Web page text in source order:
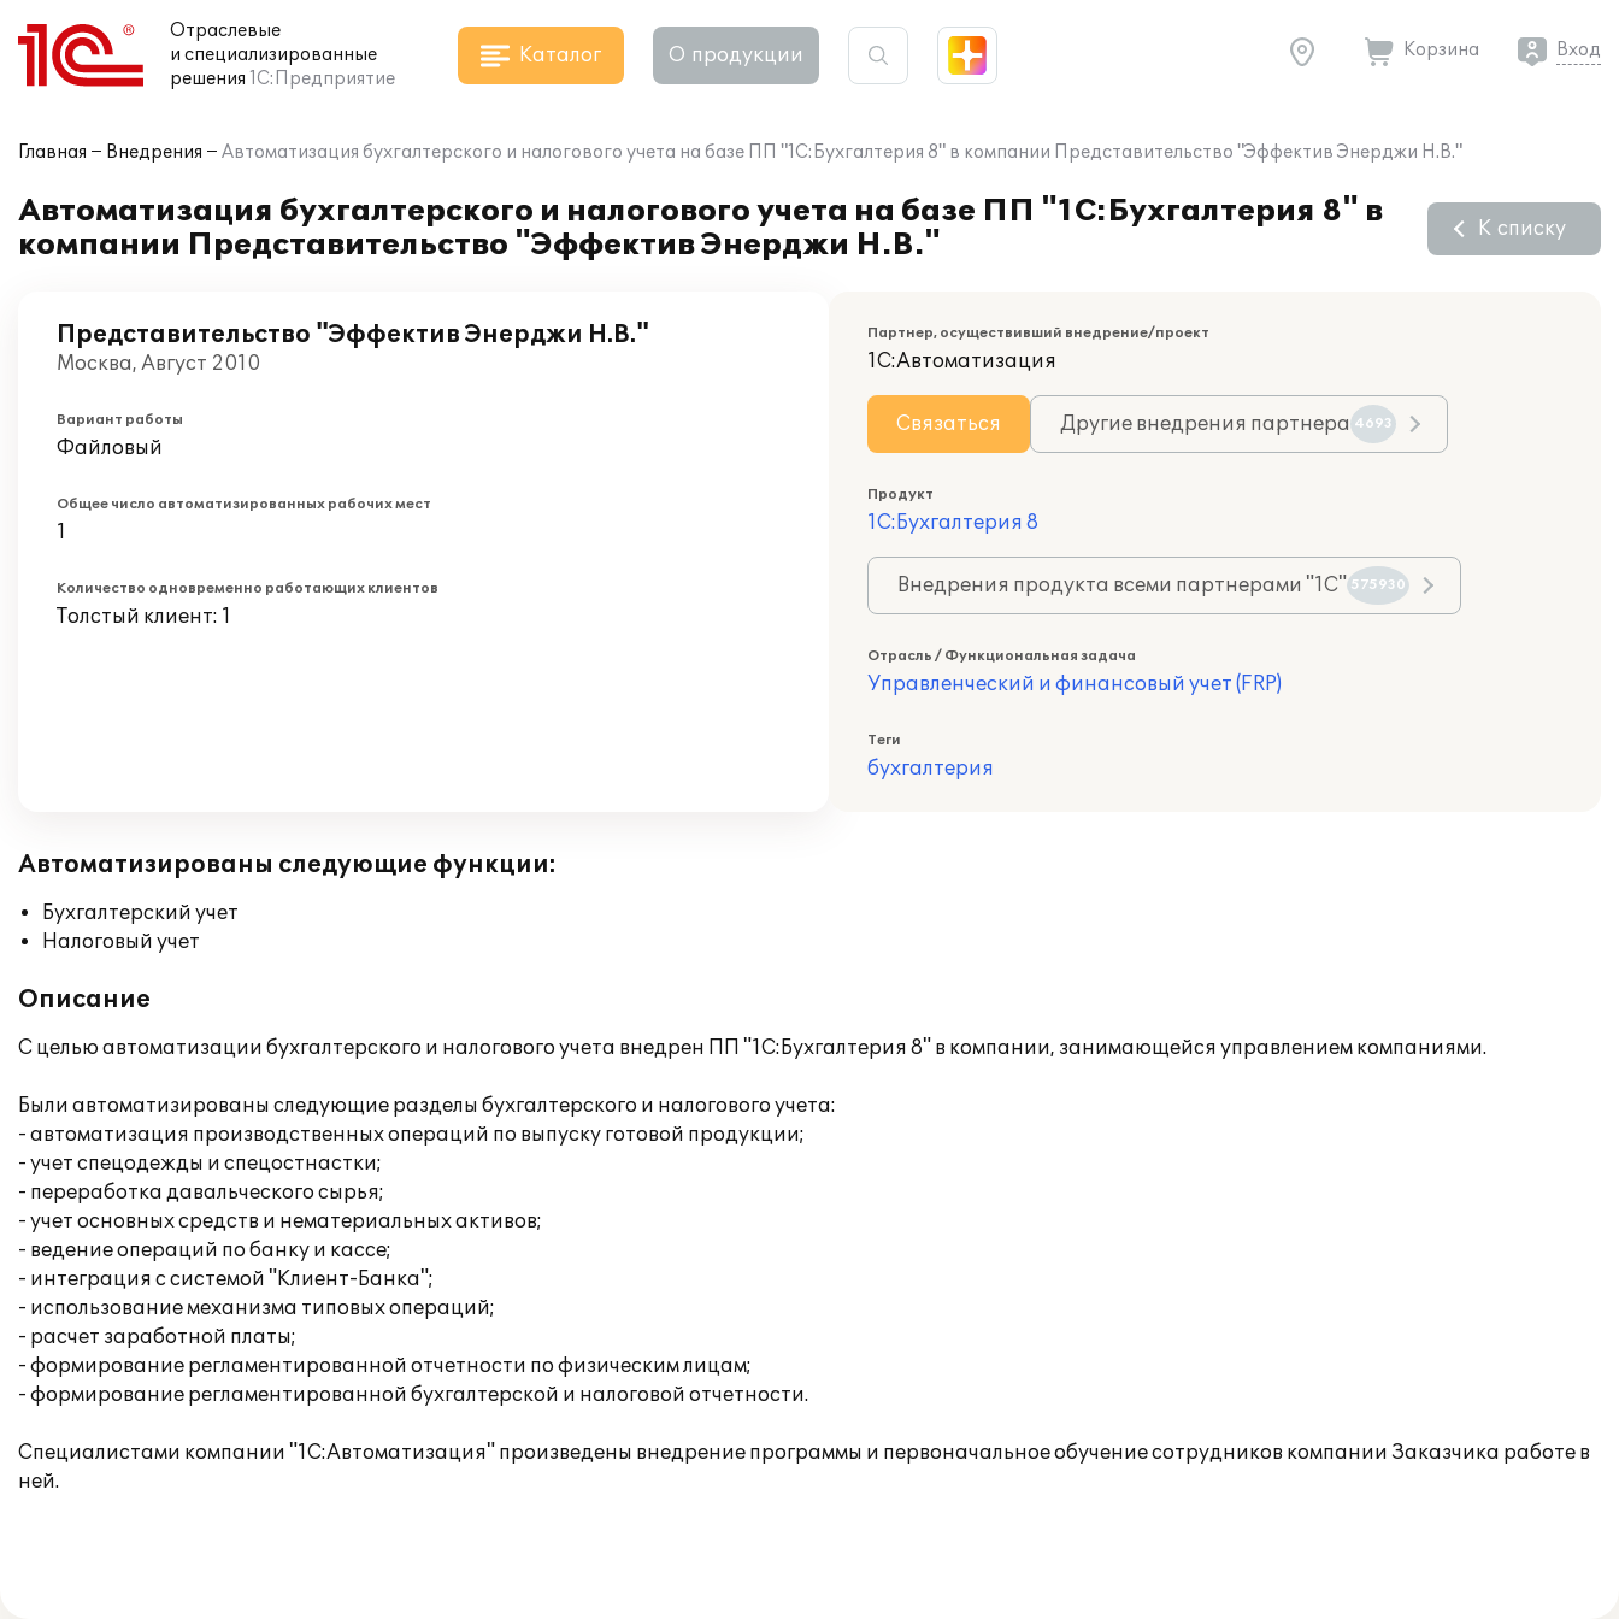
Отраслевые
и специализированные
решения 1С:Предприятие
Каталог О продукции Корзина Вход
Главная Внедрения Автоматизация бухгалтерского и налогового учета на базе ПП "1С:Бухгалтерия 8" в компании Представительство "Эффектив Энерджи Н.В."
Автоматизация бухгалтерского и налогового учета на базе ПП "1С:Бухгалтерия 8" в
компании Представительство "Эффектив Энерджи Н.В."
К списку
Представительство "Эффектив Энерджи Н.В."
Москва, Август 2010
Вариант работы
Файловый
Общее число автоматизированных рабочих мест
1
Количество одновременно работающих клиентов
Толстый клиент: 1
Партнер, осуществивший внедрение/проект
1С:Автоматизация
Связаться Другие внедрения партнера 4693
Продукт
1С:Бухгалтерия 8
Внедрения продукта всеми партнерами "1С" 575930
Отрасль / Функциональная задача
Управленческий и финансовый учет (FRP)
Теги
бухгалтерия
Автоматизированы следующие функции:
Бухгалтерский учет
Налоговый учет
Описание
С целью автоматизации бухгалтерского и налогового учета внедрен ПП "1С:Бухгалтерия 8" в компании, занимающейся управлением компаниями.
Были автоматизированы следующие разделы бухгалтерского и налогового учета:
- автоматизация производственных операций по выпуску готовой продукции;
- учет спецодежды и спецостнастки;
- переработка давальческого сырья;
- учет основных средств и нематериальных активов;
- ведение операций по банку и кассе;
- интеграция с системой "Клиент-Банка";
- использование механизма типовых операций;
- расчет заработной платы;
- формирование регламентированной отчетности по физическим лицам;
- формирование регламентированной бухгалтерской и налоговой отчетности.
Специалистами компании "1С:Автоматизация" произведены внедрение программы и первоначальное обучение сотрудников компании Заказчика работе в
ней.